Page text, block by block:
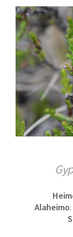
Alaheimo